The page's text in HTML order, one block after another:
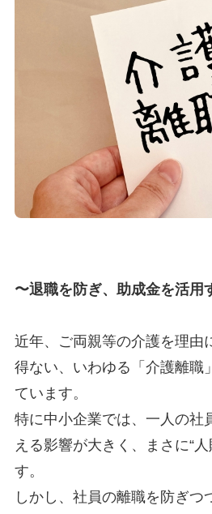
〜退職を防ぎ、助成金を活用
近年、ご両親等の介護を理由
得ない、いわゆる「介護離職
ています。
特に中小企業では、一人の社
える影響が大きく、まさに“
す。
しかし、社員の離職を防ぎつ